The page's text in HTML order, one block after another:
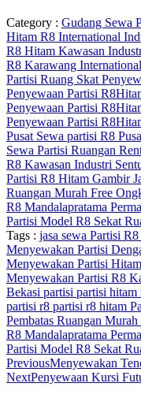
Category : Gudang Sewa
Hitam R8 International
R8 Hitam Kawasan
R8 Karawang
Partisi Ruang Skat
Penyewaan Partisi
Penyewaan Partisi
Penyewaan Partisi
Pusat Sewa partisi R8
Sewa Partisi Ruangan
R8 Kawasan Industri
Partisi R8 Hitam Gambir
Ruangan Murah Free
R8 Mandalapratama
Partisi Model R8 Sekat
Tags : jasa sewa Partisi
Menyewakan Partisi
Menyewakan Partisi
Menyewakan Partisi R8
Bekasi partisi partisi hitam
partisi r8 partisi r8 hitam
Pembatas Ruangan
R8 Mandalapratama
Partisi Model R8 Sekat
PreviousMenyewakan
NextPenyewaan Kursi